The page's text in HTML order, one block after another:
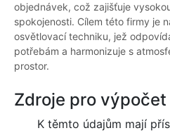
objednávek, což zajišťuje
spokojenosti. Cílem této firmy je
osvětlovací techniku, jež
potřebám a harmonizuje s
prostor.
Zdroje pro
K těmto údajům mají